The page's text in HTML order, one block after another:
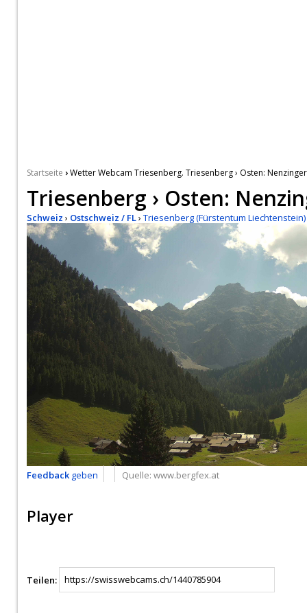
Startseite ›Wetter Webcam Triesenberg. Triesenberg › Osten:
Triesenberg › Osten:
Schweiz › Ostschweiz / FL› Triesenberg (Fürstentum Liechtenstein)
Feedback geben Quelle: www.bergfex.at
Player
Teilen: